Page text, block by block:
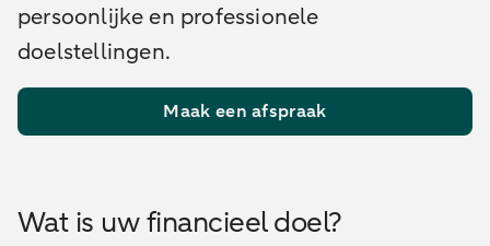
persoonlijke en professionele
doelstellingen.
Maak een afspraak
Wat is uw financieel doel?